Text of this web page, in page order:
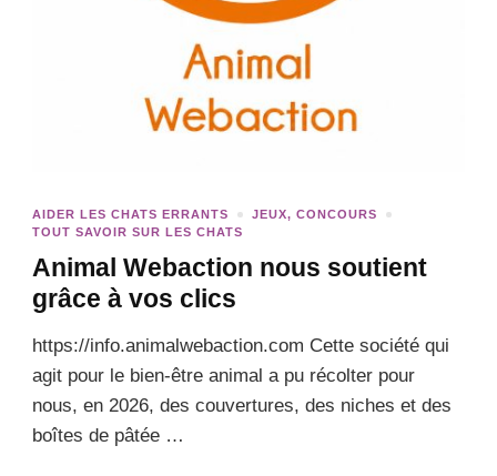
AIDER LES CHATS ERRANTS
JEUX, CONCOURS
TOUT SAVOIR SUR LES CHATS
Animal Webaction nous soutient
grâce à vos clics
https://info.animalwebaction.com Cette société qui
agit pour le bien-être animal a pu récolter pour
nous, en 2026, des couvertures, des niches et des
boîtes de pâtée …